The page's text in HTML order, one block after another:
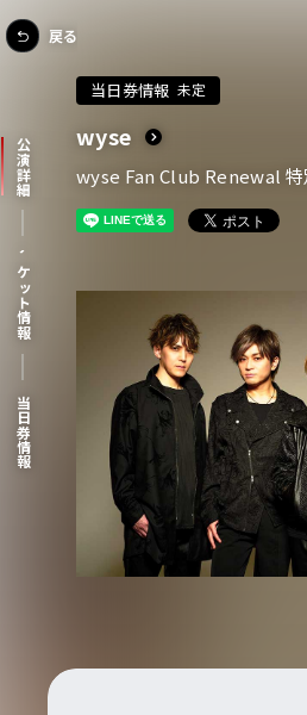
公演詳細
チケット情報
当日券情報
当日券情報 未定
wyse
wyse Fan Club Renewal 特
戻る